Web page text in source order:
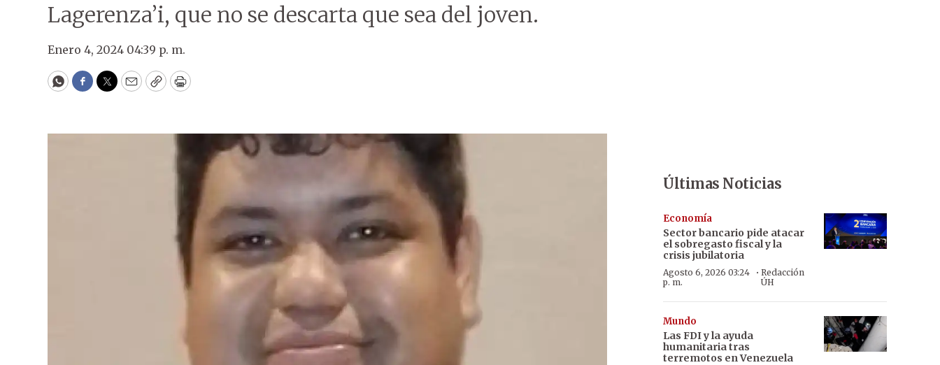
Lagerenza’i, que no se descarta que sea del joven.
Enero 4, 2024 04:39 p. m.
WhatsApp
Facebook
Twitter
EmailCopyPrint
Últimas Noticias
Economía
Sector bancario pide atacar
el sobregasto fiscal y la
crisis jubilatoria
Agosto 6, 2026 03:24
p. m.
· Redacción
ÚH
Mundo
Las FDI y la ayuda
humanitaria tras
terremotos en Venezuela